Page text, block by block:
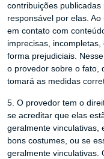
contribuições
responsável por elas.
em contato com
imprecisas,
forma prejudiciais.
o provedor sobre o fato,
tomará as medidas
5. O provedor tem o
se acreditar que elas
geralmente vinculativas,
bons costumes, ou se
geralmente vinculativas.